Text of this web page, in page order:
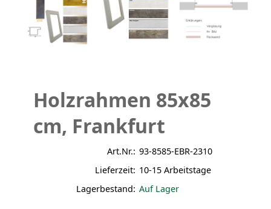
Holzrahmen 85x85
cm, Frankfurt
Art.Nr.: 93-8585-EBR-2310
Lieferzeit: 10-15 Arbeitstage
Lagerbestand: Auf Lager